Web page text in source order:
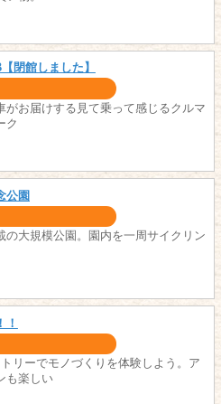
閉館しました】
がお届けする見て乗って感じるクルマ
ク
公園
の大規模公園。園内を一周サイクリン
！
リーでモノづくりを体験しよう。ア
も楽しい